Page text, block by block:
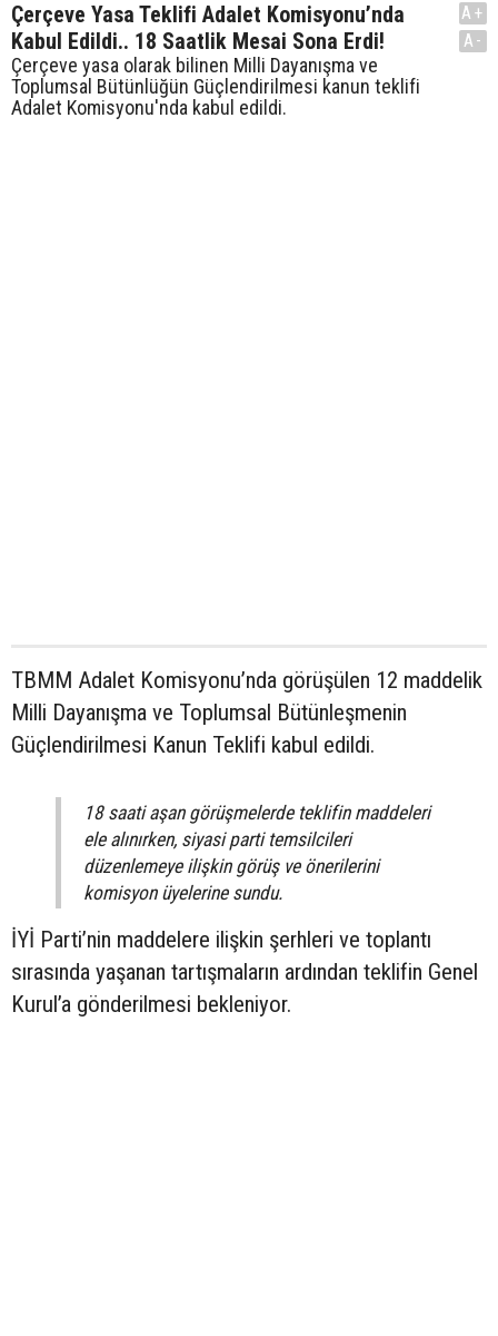
Çerçeve Yasa Teklifi Adalet Komisyonu’nda
Kabul Edildi.. 18 Saatlik Mesai Sona Erdi!
Çerçeve yasa olarak bilinen Milli Dayanışma ve
Toplumsal Bütünlüğün Güçlendirilmesi kanun teklifi
Adalet Komisyonu'nda kabul edildi.
A+
A-
TBMM Adalet Komisyonu’nda görüşülen 12 maddelik
Milli Dayanışma ve Toplumsal Bütünleşmenin
Güçlendirilmesi Kanun Teklifi kabul edildi.
18 saati aşan görüşmelerde teklifin maddeleri
ele alınırken, siyasi parti temsilcileri
düzenlemeye ilişkin görüş ve önerilerini
komisyon üyelerine sundu.
İYİ Parti’nin maddelere ilişkin şerhleri ve toplantı
sırasında yaşanan tartışmaların ardından teklifin Genel
Kurul’a gönderilmesi bekleniyor.